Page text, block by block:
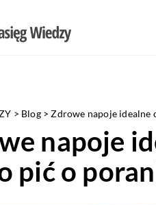
> Blog>Zdrowe napoje idealne
napoje
pić o